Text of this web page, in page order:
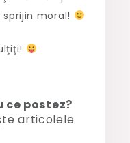
moral!
ce postez?
articolele